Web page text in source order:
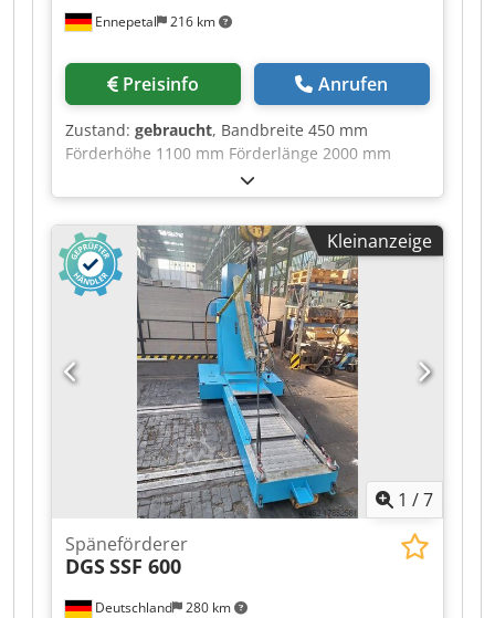
Ennepetal 216 km
Preisinfo Anrufen
Zustand: gebraucht, Bandbreite 450 mm
Förderhöhe 1100 mm Förderlänge 2000 mm
Raumbedarf ca. ca. 2500 m Credpfx Aovdx I
Nsmmjf Förderlänge: 2000 mm Bandbreite: 450
mm Förderhöhe: 1100 mm
Kleinanzeige
1 /7
Deutschland 280 km
Späneförderer
DGSSSF 600